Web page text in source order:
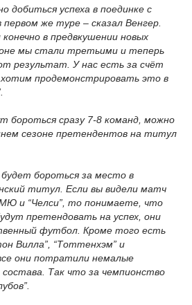
добиться успеха в поединке с
же туре – сказал Венгер.
в предвкушении новых
мы стали третьими и теперь
результат. У нас есть за счёт
продемонстрировать это в
бороться сразу 7-8 команд, можно
сезоне претендентов на титул
будет бороться за место в
титул. Если вы видели матч
и “Челси”, то понимаете, что
претендовать на успех, они
футбол. Кроме того есть
Вилла”, “Тоттенхэм” и
они потратили немалые
состава. Так что за чемпионство